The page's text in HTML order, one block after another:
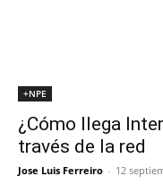
+NPE
¿Cómo llega
través de la red
Jose Luis Ferreiro - 12